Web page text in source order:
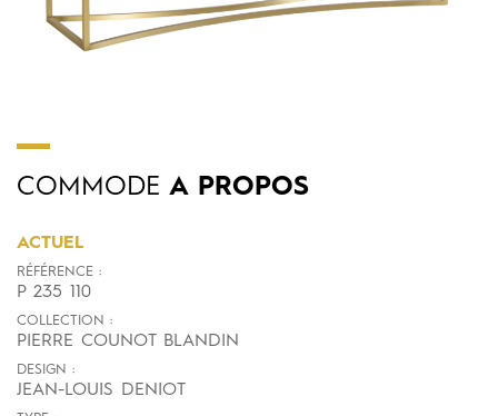
COMMODE A PROPOS
ACTUEL
RÉFÉRENCE :
P 235 110
COLLECTION :
PIERRE COUNOT BLANDIN
DESIGN :
JEAN-LOUIS DENIOT